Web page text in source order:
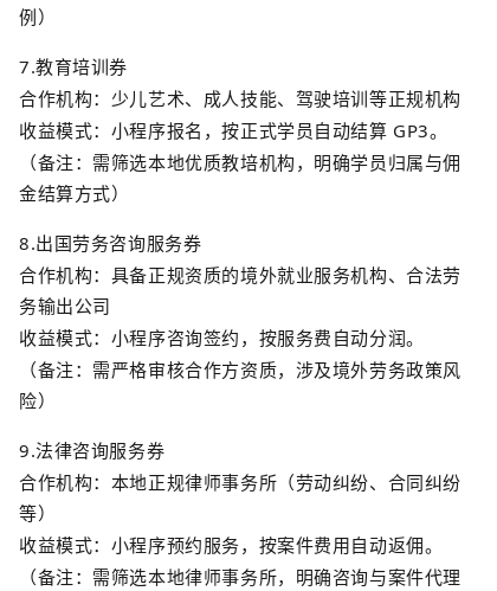
例）
7.教育培训券
合作机构：少儿艺术、成人技能、驾驶培训等正规机构
收益模式：小程序报名，按正式学员自动结算 GP3。
（备注：需筛选本地优质教培机构，明确学员归属与佣
金结算方式）
8.出国劳务咨询服务券
合作机构：具备正规资质的境外就业服务机构、合法劳
务输出公司
收益模式：小程序咨询签约，按服务费自动分润。
（备注：需严格审核合作方资质，涉及境外劳务政策风
险）
9.法律咨询服务券
合作机构：本地正规律师事务所（劳动纠纷、合同纠纷
等）
收益模式：小程序预约服务，按案件费用自动返佣。
（备注：需筛选本地律师事务所，明确咨询与案件代理